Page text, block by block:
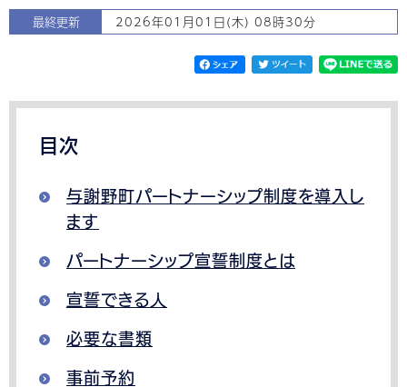
最終更新 2026年01月01日(木) 08時30分
目次
与謝野町パートナーシップ制度を導入し
ます
パートナーシップ宣誓制度とは
宣誓できる人
必要な書類
事前予約